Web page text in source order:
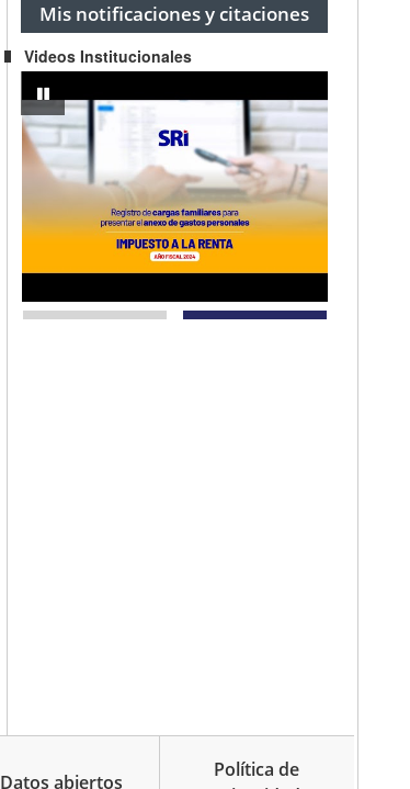
Mis notificaciones y citaciones
Videos Institucionales
pausar
Datos abiertos
Política de